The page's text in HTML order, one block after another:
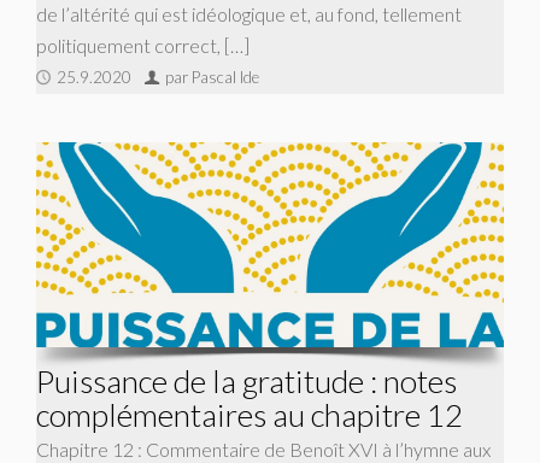
de l’altérité qui est idéologique et, au fond, tellement
politiquement correct, […]
25.9.2020 par Pascal Ide
Puissance de la gratitude : notes
complémentaires au chapitre 12
Chapitre 12 : Commentaire de Benoît XVI à l’hymne aux